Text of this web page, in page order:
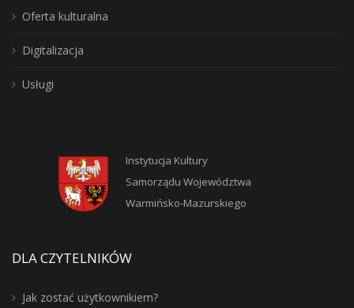
Oferta kulturalna
Digitalizacja
Usługi
Instytucja Kultury
Samorządu Województwa
Warmińsko-Mazurskiego
DLA CZYTELNIKÓW
Jak zostać użytkownikiem?